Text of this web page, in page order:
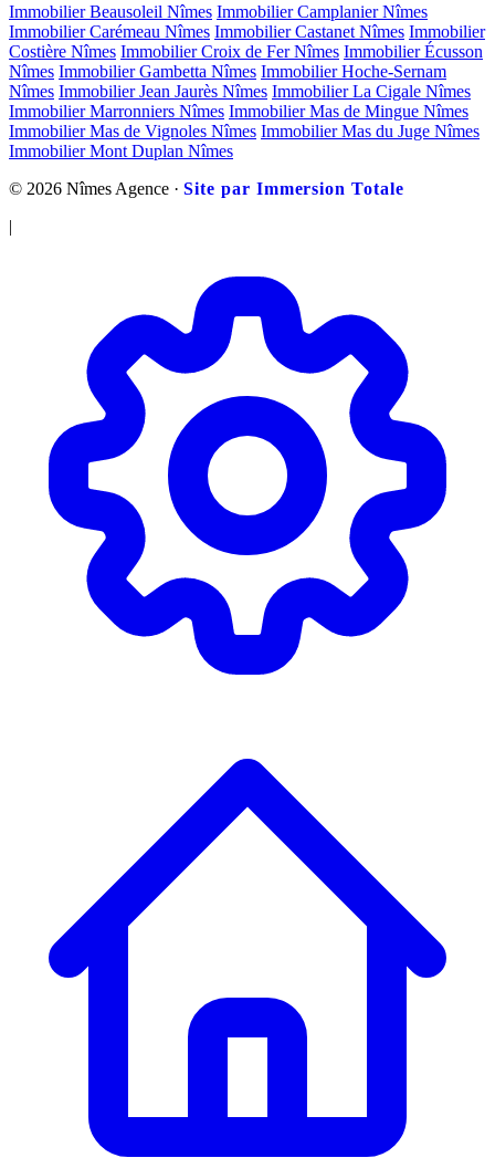
Immobilier Beausoleil Nîmes Immobilier Camplanier Nîmes
Immobilier Carémeau Nîmes Immobilier Castanet Nîmes Immobilier
Costière Nîmes Immobilier Croix de Fer Nîmes Immobilier Écusson
Nîmes Immobilier Gambetta Nîmes Immobilier Hoche-Sernam
Nîmes Immobilier Jean Jaurès Nîmes Immobilier La Cigale Nîmes
Immobilier Marronniers Nîmes Immobilier Mas de Mingue Nîmes
Immobilier Mas de Vignoles Nîmes Immobilier Mas du Juge Nîmes
Immobilier Mont Duplan Nîmes
© 2026 Nîmes Agence · Site par Immersion Totale
|